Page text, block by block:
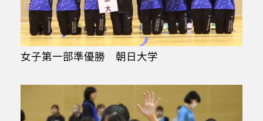
女子第一部準優勝 朝日大学